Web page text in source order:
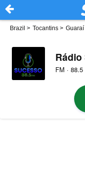
Brazil > Tocantins > Guaraí
FM · 88.5